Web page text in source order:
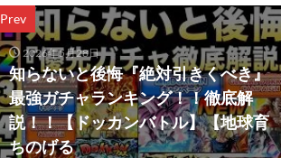
Prev
2026年5月28日
知らないと後悔『絶対引きくべき』
最強ガチャランキング！！徹底解
説！！【ドッカンバトル】【地球育
ちのげる